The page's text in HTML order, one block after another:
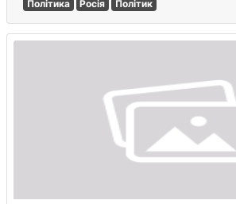
Політика Росія Політик